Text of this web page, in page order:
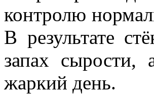
контролю
В результате
запах сырости,
жаркий день.